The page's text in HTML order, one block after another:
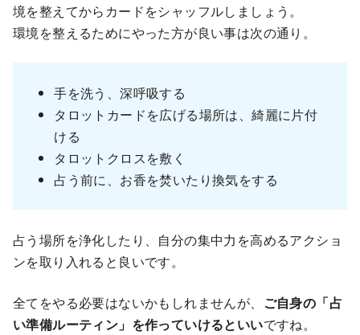
境を整えてからカードをシャッフルしましょう。
環境を整えるためにやった方が良い事は次の通り。
手を洗う、深呼吸する
タロットカードを広げる場所は、綺麗に片付
ける
タロットクロスを敷く
占う前に、お香を焚いたり換気をする
占う場所を浄化したり、自分の集中力を高めるアクショ
ンを取り入れると良いです。
全てをやる必要はないかもしれませんが、
ご自身の「占
い準備ルーティン」を作っていけるといいですね。